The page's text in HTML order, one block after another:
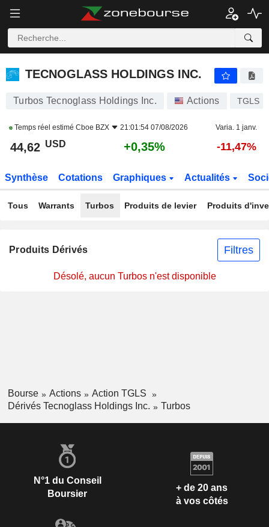
TECNOGLASS HOLDINGS INC.
Turbos Tecnoglass Holdings Inc. Actions TGLS
Temps réel estimé Cboe BZX 21:01:54 07/08/2026 Varia. 1 janv.
44,62 USD +0,35% -11,47%
Synthèse Cotations Graphiques Actualités
Tous Warrants Turbos Produits de levier Produits
Produits Dérivés Filtres
Désolé, aucun Turbos n'est disponible
Bourse Actions
Action TGLS
Dérivés Tecnoglass Holdings Inc.
Turbos
N°1 du Conseil
Boursier
+ de 20 ans
à vos côtés